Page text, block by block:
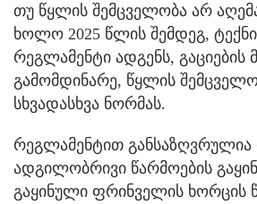
თუ წყლის შემცველობა არ
ხოლო 2025 წლის შემდეგ,
რეგლამენტი ადგენს,
გამომდინარე, წყლის
სხვადასხვა ნორმას.
რეგლამენტით
ადგილობრივი წარმოების
გაყინული ფრინველის ხორცის